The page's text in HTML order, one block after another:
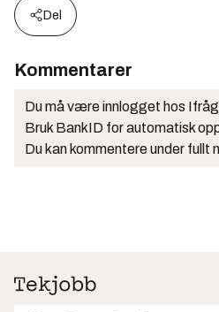
Del
Kommentarer
Du må være innlogget hos
Bruk BankID for automatisk
Du kan kommentere under fullt